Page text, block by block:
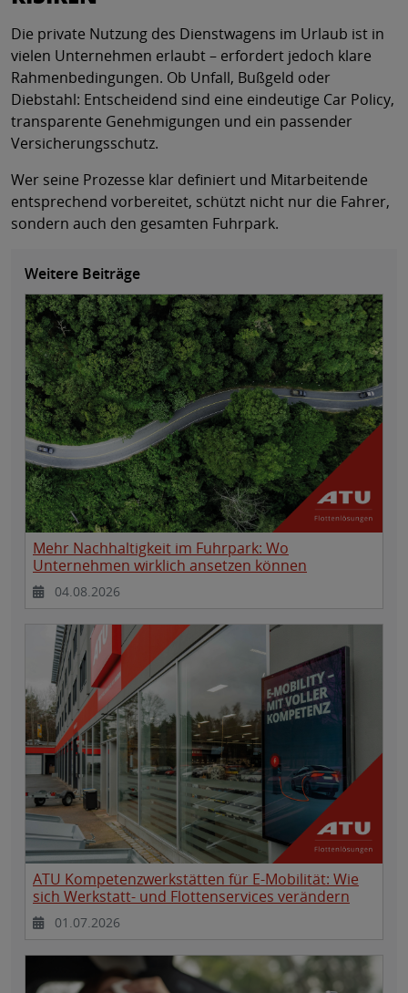
Die private Nutzung des Dienstwagens im Urlaub ist in
vielen Unternehmen erlaubt – erfordert jedoch klare
Rahmenbedingungen. Ob Unfall, Bußgeld oder
Diebstahl: Entscheidend sind eine eindeutige Car Policy,
transparente Genehmigungen und ein passender
Versicherungsschutz.
Wer seine Prozesse klar definiert und Mitarbeitende
entsprechend vorbereitet, schützt nicht nur die Fahrer,
sondern auch den gesamten Fuhrpark.
Weitere Beiträge
Mehr Nachhaltigkeit im Fuhrpark: Wo
Unternehmen wirklich ansetzen können
04.08.2026
ATU Kompetenzwerkstätten für E-Mobilität: Wie
sich Werkstatt- und Flottenservices verändern
01.07.2026